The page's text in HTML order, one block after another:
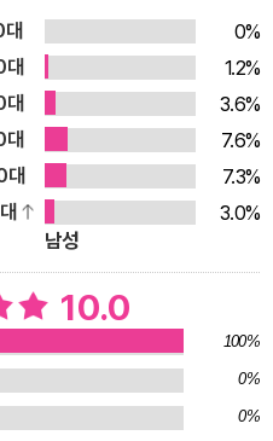
#번아
#젊은목욕객 #슬로우에이징
드아웃뷰티 #근육질 #득근
사회로 변화하면서 아이러니
자신’이다. 자신만의 꿈을 가
자기파악이라는 새로운 스트
찾는 것은 평생의 과제이므로
으로 틈틈이 해야 한다. 매일의
요하다면 정신건강의학과 의
다. 신체 건강을 위해 운동을
비용을 지불한다. 마음과
티도 연결된 관계다. 건강해야
러난다는 것을 알기 때문이다.
대
0%
대
1.2%
대
3.6%
대
7.6%
대
7.3%
3.0%
남성
10.0
100%
0%
0%